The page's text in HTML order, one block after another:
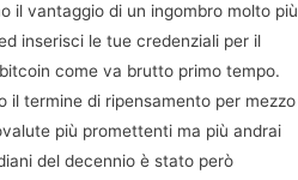
il vantaggio di un ingombro molto più
inserisci le tue credenziali per il
come va brutto primo tempo.
il termine di ripensamento per mezzo
più promettenti ma più andrai
del decennio è stato però